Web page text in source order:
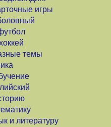
игры
темы
и литературу